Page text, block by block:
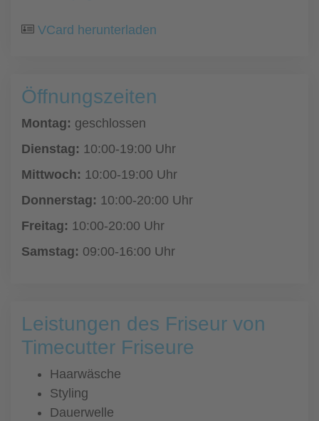
VCard herunterladen
Öffnungszeiten
Montag: geschlossen
Dienstag: 10:00-19:00 Uhr
Mittwoch: 10:00-19:00 Uhr
Donnerstag: 10:00-20:00 Uhr
Freitag: 10:00-20:00 Uhr
Samstag: 09:00-16:00 Uhr
Leistungen des Friseur von
Timecutter Friseure
Haarwäsche
Styling
Dauerwelle